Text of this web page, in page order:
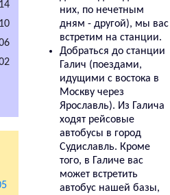
них, по нечетным
дням - другой), мы вас
встретим на станции.
Добраться до станции
Галич (поездами,
идущими с востока в
Москву через
Ярославль). Из Галича
ходят рейсовые
автобусы в город
Судиславль. Кроме
того, в Галиче вас
может встретить
автобус нашей базы,